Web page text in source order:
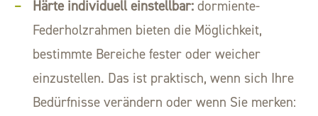
Härte individuell einstellbar:dormiente-
Federholzrahmen bieten die Möglichkeit,
bestimmte Bereiche fester oder weicher
einzustellen. Das ist praktisch, wenn sich Ihre
Bedürfnisse verändern oder wenn Sie merken: